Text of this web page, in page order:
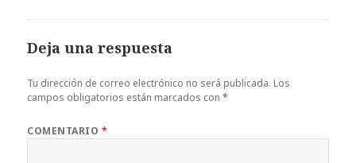
Deja una respuesta
Tu dirección de correo electrónico no será publicada. Los
campos obligatorios están marcados con*
COMENTARIO *